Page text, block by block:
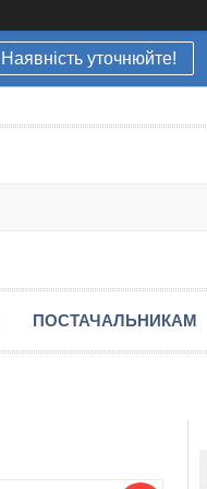
Наявність уточнюйте!
ПОСТАЧАЛЬНИКАМ